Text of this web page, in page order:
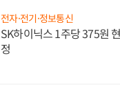
전자·전기·정보통신
SK하이닉스 1주당 375원
정